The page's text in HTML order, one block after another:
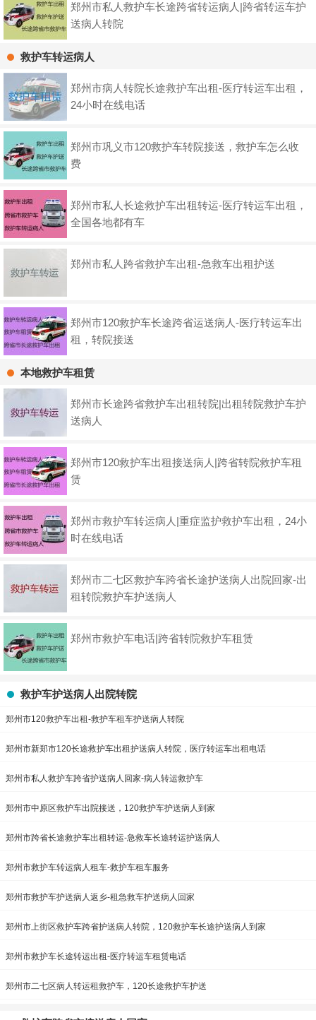
郑州市私人救护车长途跨省转运病人|跨省转运车护
送病人转院
救护车转运病人
郑州市病人转院长途救护车出租-医疗转运车出租，
24小时在线电话
郑州市巩义市120救护车转院接送，救护车怎么收
费
郑州市私人长途救护车出租转运-医疗转运车出租，
全国各地都有车
郑州市私人跨省救护车出租-急救车出租护送
郑州市120救护车长途跨省运送病人-医疗转运车出
租，转院接送
本地救护车租赁
郑州市长途跨省救护车出租转院|出租转院救护车护
送病人
郑州市120救护车出租接送病人|跨省转院救护车租
赁
郑州市救护车转运病人|重症监护救护车出租，24小
时在线电话
郑州市二七区救护车跨省长途护送病人出院回家-出
租转院救护车护送病人
郑州市救护车电话|跨省转院救护车租赁
救护车护送病人出院转院
郑州市120救护车出租-救护车租车护送病人转院
郑州市新郑市120长途救护车出租护送病人转院，医疗转运车出租电话
郑州市私人救护车跨省护送病人回家-病人转运救护车
郑州市中原区救护车出院接送，120救护车护送病人到家
郑州市跨省长途救护车出租转运-急救车长途转运护送病人
郑州市救护车转运病人租车-救护车租车服务
郑州市救护车护送病人返乡-租急救车护送病人回家
郑州市上街区救护车跨省护送病人转院，120救护车长途护送病人到家
郑州市救护车长途转运出租-医疗转运车租赁电话
郑州市二七区病人转运租救护车，120长途救护车护送